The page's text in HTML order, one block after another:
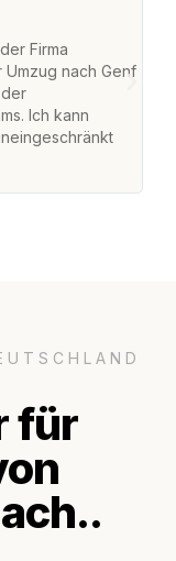
Firma
Umzug nach Genf
Ich kann
für